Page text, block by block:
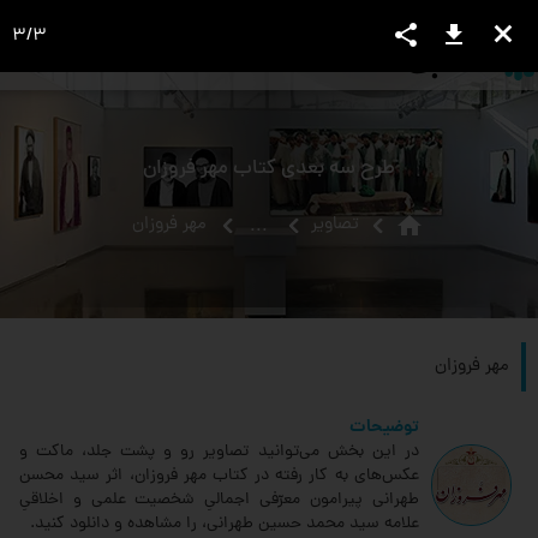
view_headline
طرح سه بعدی کتاب مهر فروزان
home تصاویر ... مهر فروزان
مهر فروزان
توضیحات
در این بخش می‌توانید تصاویر رو و پشت جلد، ماکت و
عکس‌های به کار رفته در کتاب مهر فروزان، اثر سید محسن
طهرانی پیرامون معرّفی اجمالیِ شخصیت علمی و اخلاقیِ
علامه سید محمد حسین طهرانی، را مشاهده و دانلود کنید.
close
download
share
3/3